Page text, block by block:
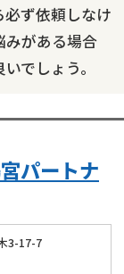
ず依頼しなけ
みがある場合
でしょう。
パートナ
3-17-7